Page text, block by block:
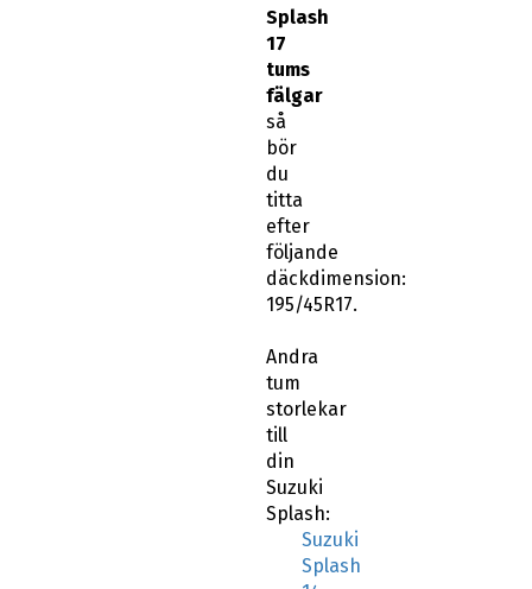
Splash
17
tums
fälgar
så
bör
du
titta
efter
följande
däckdimension:
195/45R17.
Andra
tum
storlekar
till
din
Suzuki
Splash:
Suzuki
Splash